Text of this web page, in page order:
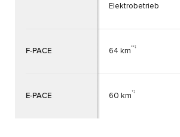
Elektrobetrieb
64 km**‡
60 km†‡
F-PACE
E-PACE